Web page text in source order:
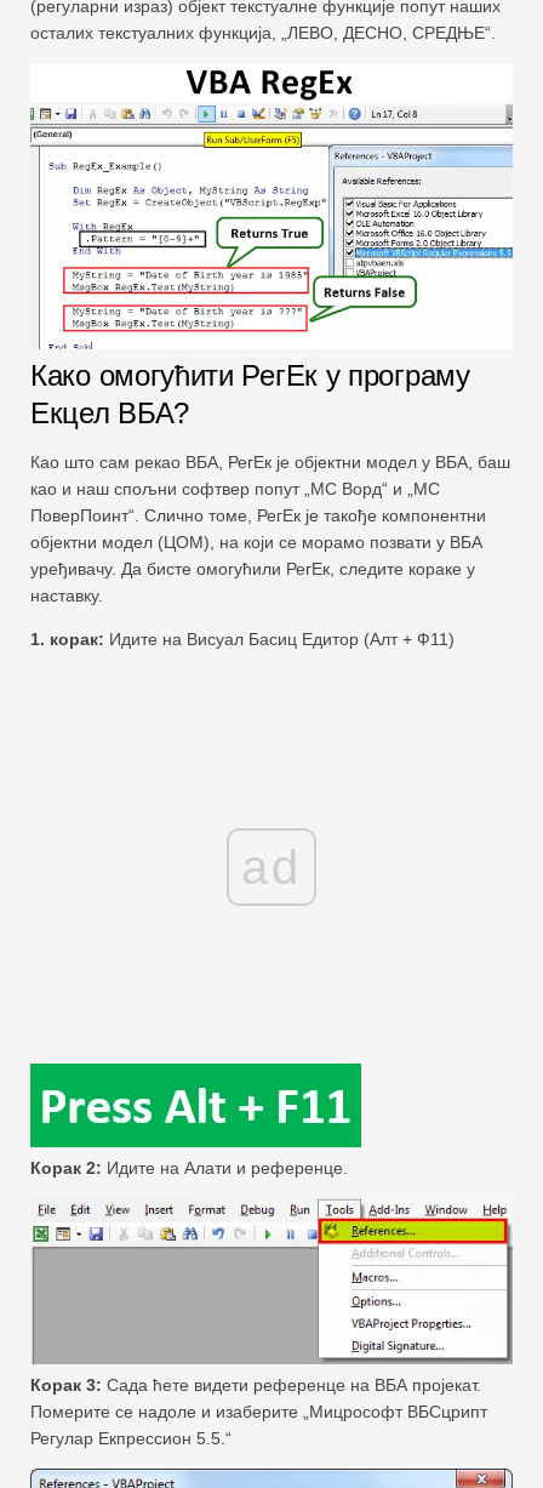
(регуларни израз) објект текстуалне функције попут наших
осталих текстуалних функција, „ЛЕВО, ДЕСНО, СРЕДЊЕ“.
Како омогућити РегЕк у програму
Екцел ВБА?
Као што сам рекао ВБА, РегЕк је објектни модел у ВБА, баш
као и наш спољни софтвер попут „МС Ворд“ и „МС
ПоверПоинт“. Слично томе, РегЕк је такође компонентни
објектни модел (ЦОМ), на који се морамо позвати у ВБА
уређивачу. Да бисте омогућили РегЕк, следите кораке у
наставку.
1. корак: Идите на Висуал Басиц Едитор (Алт + Ф11)
ad
Корак 2: Идите на Алати и референце.
Корак 3: Сада ћете видети референце на ВБА пројекат.
Померите се надоле и изаберите „Мицрософт ВБСцрипт
Регулар Екпрессион 5.5.“